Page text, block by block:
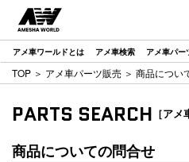
アメ車ワールドとは アメ車検索 アメ車パー
TOP ＞ アメ車パーツ販売 ＞ 商品につい
PARTS SEARCH ［アメ
商品についての問合せ